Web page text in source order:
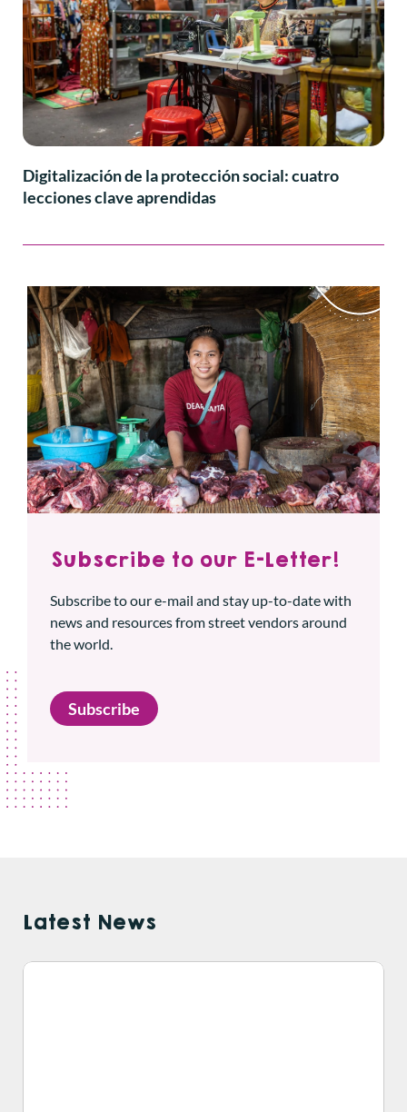
Digitalización de la protección social: cuatro
lecciones clave aprendidas
Subscribe to our E-Letter!
Subscribe to our e-mail and stay up-to-date with
news and resources from street vendors around
the world.
Subscribe
Latest News